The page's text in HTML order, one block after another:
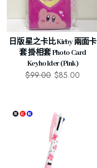
日版 星之卡比 Kirby 兩面卡
套 掛相套 Photo Card
Keyholder (Pink)
$99.00 $85.00